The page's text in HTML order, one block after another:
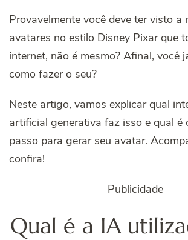
Provavelmente você deve ter visto a
avatares no estilo Disney Pixar que
internet, não é mesmo? Afinal, você
como fazer o seu?
Neste artigo, vamos explicar qual
artificial generativa faz isso e qual é
passo para gerar seu avatar.
confira!
Publicidade
Qual é a IA